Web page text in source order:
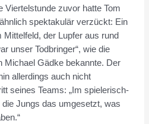
Viertelstunde zuvor hatte Tom
spektakulär verzückt: Ein
der Lupfer aus rund
unser Todbringer“, wie die
Michael Gädke bekannte. Der
allerdings auch nicht
seines Teams: „Im spielerisch-
Jungs das umgesetzt, was